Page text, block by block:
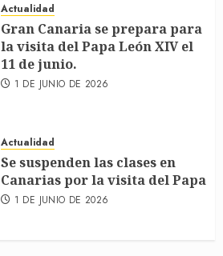
Actualidad
Gran Canaria se prepara para
la visita del Papa León XIV el
11 de junio.
1 DE JUNIO DE 2026
Actualidad
Se suspenden las clases en
Canarias por la visita del Papa
1 DE JUNIO DE 2026